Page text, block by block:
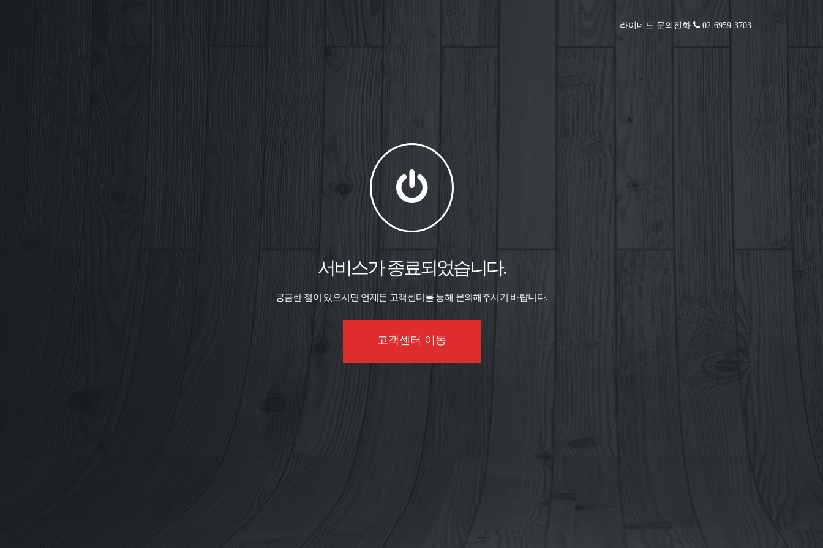
라이네드 문의전화 02-6959-3703
서비스가 종료되었습니다.
궁금한 점이 있으시면 언제든 고객센터를 통해 문의해주시기 바랍니다.
고객센터 이동